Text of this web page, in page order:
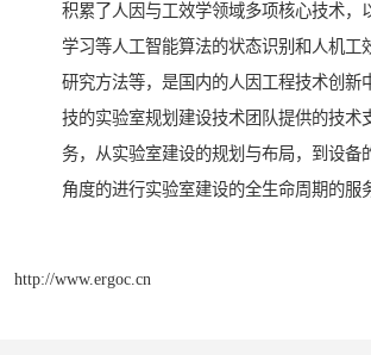
积累了人因与工效学领域多项核心技术，
学习等人工智能算法的状态识别和人机工
研究方法等，是国内的人因工程技术创新
技的实验室规划建设技术团队提供的技术
务，从实验室建设的规划与布局，到设备
角度的进行实验室建设的全生命周期的服
http://www.ergoc.cn